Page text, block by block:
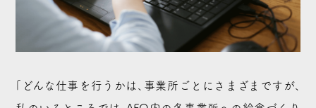
「どんな仕事を行うかは、事業所ごとにさまざまですが、